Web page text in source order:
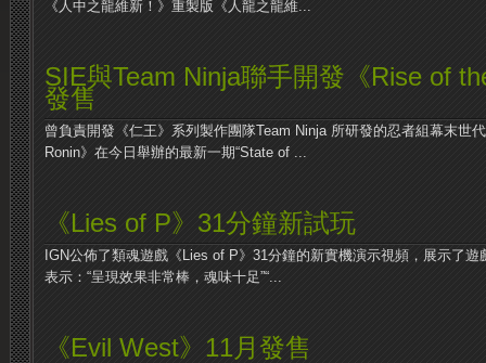
《人中之龍維新！》重製版《人龍之龍維...
SIE與Team Ninja聯手開發《Rise of
發售
曾負責開發《仁王》系列製作團隊Team Ninja 所研發的忍者組幕末世
Ronin》在今日舉辦的最新一期“State of ...
《Lies of P》31分鐘新試玩
IGN公佈了類魂遊戲《Lies of P》31分鐘的新實機演示視頻，展示了
表示：“呈現效果非常棒，魂味十足”“...
《Evil West》11月發售